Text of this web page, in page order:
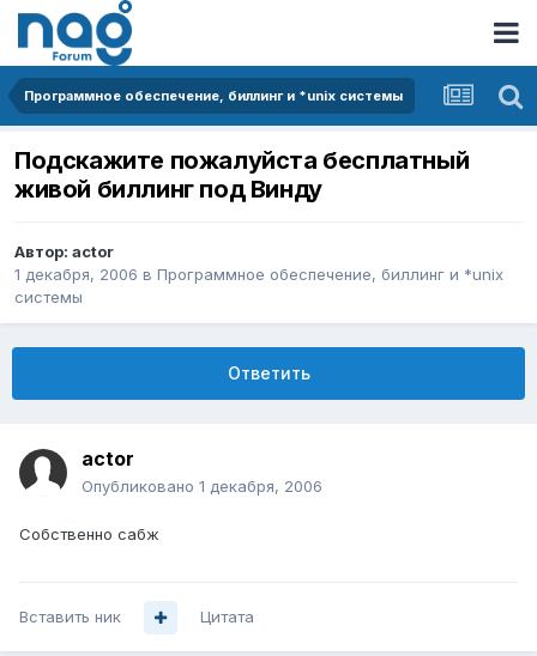
Программное обеспечение, биллинг и *unix системы
Подскажите пожалуйста бесплатный
живой биллинг под Винду
Автор: actor
1 декабря, 2006 в Программное обеспечение, биллинг и *unix
системы
Ответить
actor
Опубликовано 1 декабря, 2006
Собственно сабж
Вставить ник Цитата